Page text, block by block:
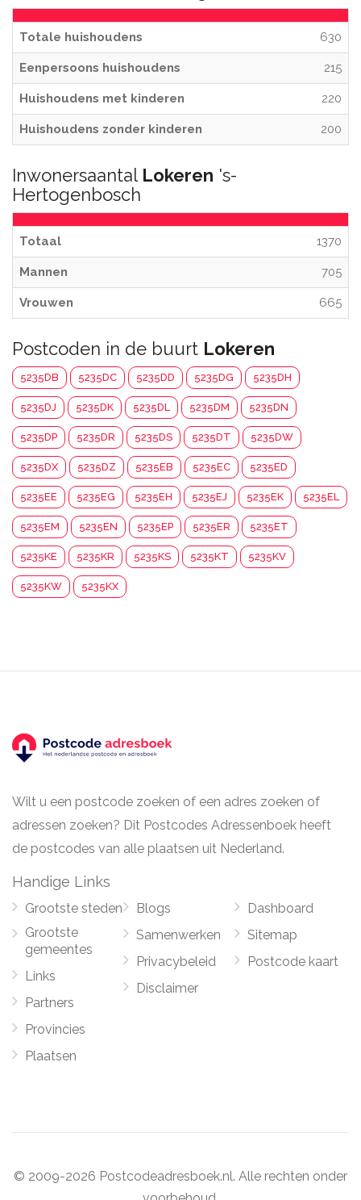
Totale huishoudens 630
Eenpersoons huishoudens 215
Huishoudens met kinderen 220
Huishoudens zonder kinderen 200
Inwonersaantal Lokeren 's-
Hertogenbosch
Totaal 1370
Mannen 705
Vrouwen 665
Postcoden in de buurt Lokeren
5235DB 5235DC 5235DD 5235DG 5235DH
5235DJ 5235DK 5235DL 5235DM 5235DN
5235DP 5235DR 5235DS 5235DT 5235DW
5235DX 5235DZ 5235EB 5235EC 5235ED
5235EE 5235EG 5235EH 5235EJ 5235EK 5235EL
5235EM 5235EN 5235EP 5235ER 5235ET
5235KE 5235KR 5235KS 5235KT 5235KV
5235KW 5235KX
Wilt u een postcode zoeken of een adres zoeken of
adressen zoeken? Dit Postcodes Adressenboek heeft
de postcodes van alle plaatsen uit Nederland.
Handige Links
Grootste steden
Grootste
gemeentes
Links
Partners
Provincies
Plaatsen
Blogs
Samenwerken
Privacybeleid
Disclaimer
Dashboard
Sitemap
Postcode kaart
© 2009-2026 Postcodeadresboek.nl. Alle rechten onder